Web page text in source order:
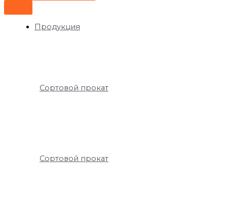
Продукция
Сортовой прокат
Сортовой прокат